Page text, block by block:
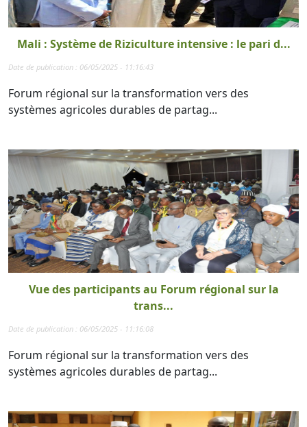
Mali : Système de Riziculture intensive : le pari d...
Date de publication : 06/05/2025 - 11:16:43
Forum régional sur la transformation vers des
systèmes agricoles durables de partag...
Vue des participants au Forum régional sur la
trans...
Date de publication : 06/05/2025 - 11:16:08
Forum régional sur la transformation vers des
systèmes agricoles durables de partag...